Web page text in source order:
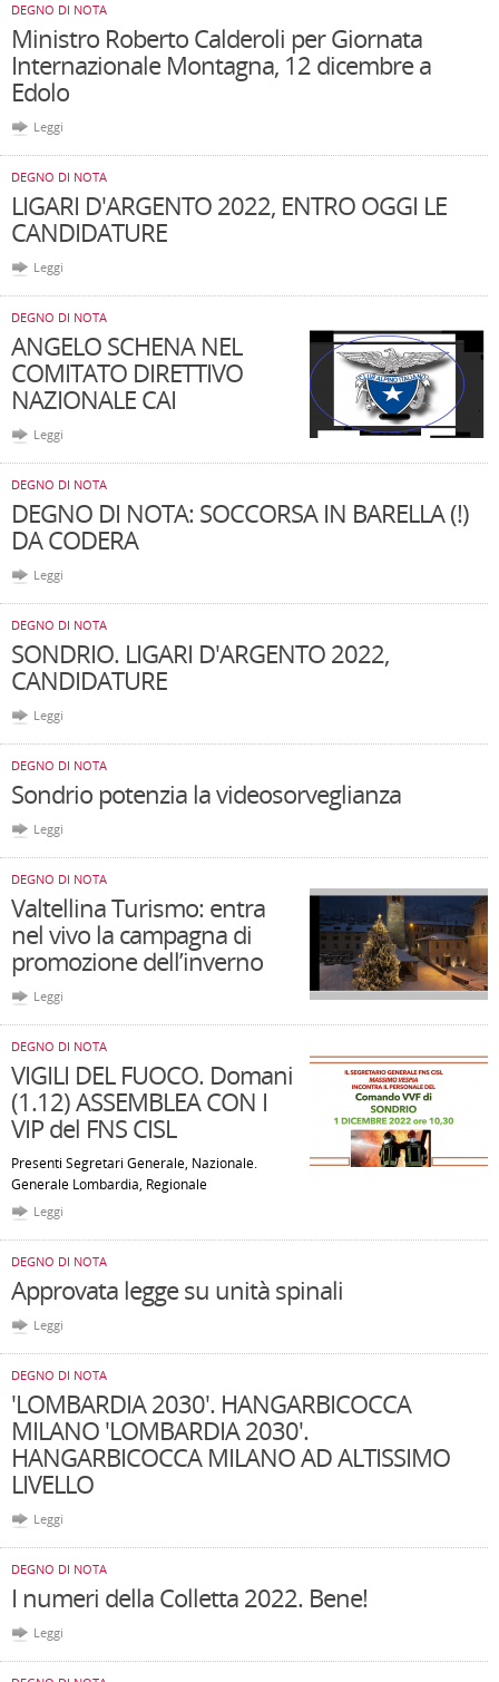
DEGNO DI NOTA
Ministro Roberto Calderoli per Giornata
Internazionale Montagna, 12 dicembre a
Edolo
Leggi
DEGNO DI NOTA
LIGARI D'ARGENTO 2022, ENTRO OGGI LE
CANDIDATURE
Leggi
DEGNO DI NOTA
ANGELO SCHENA NEL
COMITATO DIRETTIVO
NAZIONALE CAI
Leggi
DEGNO DI NOTA
DEGNO DI NOTA: SOCCORSA IN BARELLA (!)
DA CODERA
Leggi
DEGNO DI NOTA
SONDRIO. LIGARI D'ARGENTO 2022,
CANDIDATURE
Leggi
DEGNO DI NOTA
Sondrio potenzia la videosorveglianza
Leggi
DEGNO DI NOTA
Valtellina Turismo: entra
nel vivo la campagna di
promozione dell’inverno
Leggi
DEGNO DI NOTA
VIGILI DEL FUOCO. Domani
(1.12) ASSEMBLEA CON I
VIP del FNS CISL
Presenti Segretari Generale, Nazionale.
Generale Lombardia, Regionale
Leggi
DEGNO DI NOTA
Approvata legge su unità spinali
Leggi
DEGNO DI NOTA
'LOMBARDIA 2030'. HANGARBICOCCA
MILANO 'LOMBARDIA 2030'.
HANGARBICOCCA MILANO AD ALTISSIMO
LIVELLO
Leggi
DEGNO DI NOTA
I numeri della Colletta 2022. Bene!
Leggi